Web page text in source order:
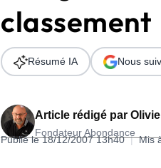
Télécharger l'Ebook
classement
Article rédigé par
Fondateur Abondance
Publié le 18/12/2007 13h40 | Mis
Résumé IA Nous